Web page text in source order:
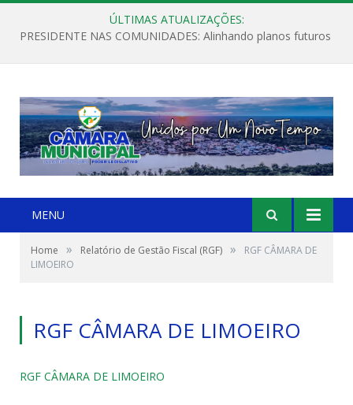
ÚLTIMAS ATUALIZAÇÕES:
PRESIDENTE NAS COMUNIDADES: Alinhando planos futuros
MENU
Home » Relatório de Gestão Fiscal (RGF) »
RGF CÂMARA DE
LIMOEIRO
RGF CÂMARA DE LIMOEIRO
RGF CÂMARA DE LIMOEIRO